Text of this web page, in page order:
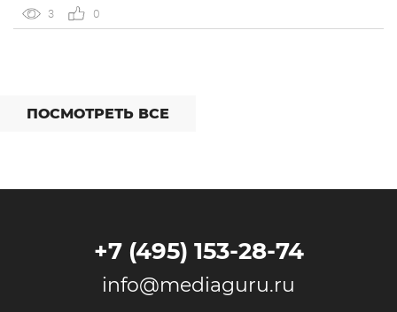
встроенный динамический коллтрекинг — без доплат и
интеграций со сторонними сервисами. […]
3 0
ПОСМОТРЕТЬ ВСЕ
+7 (495) 153-28-74
info@mediaguru.ru